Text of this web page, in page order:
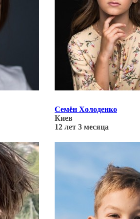
Семён Холоденко
Киев
12 лет 3 месяца